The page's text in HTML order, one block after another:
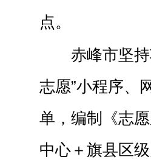
点。
赤峰市坚
志愿”小程序、
单，编制《志
中心＋旗县区